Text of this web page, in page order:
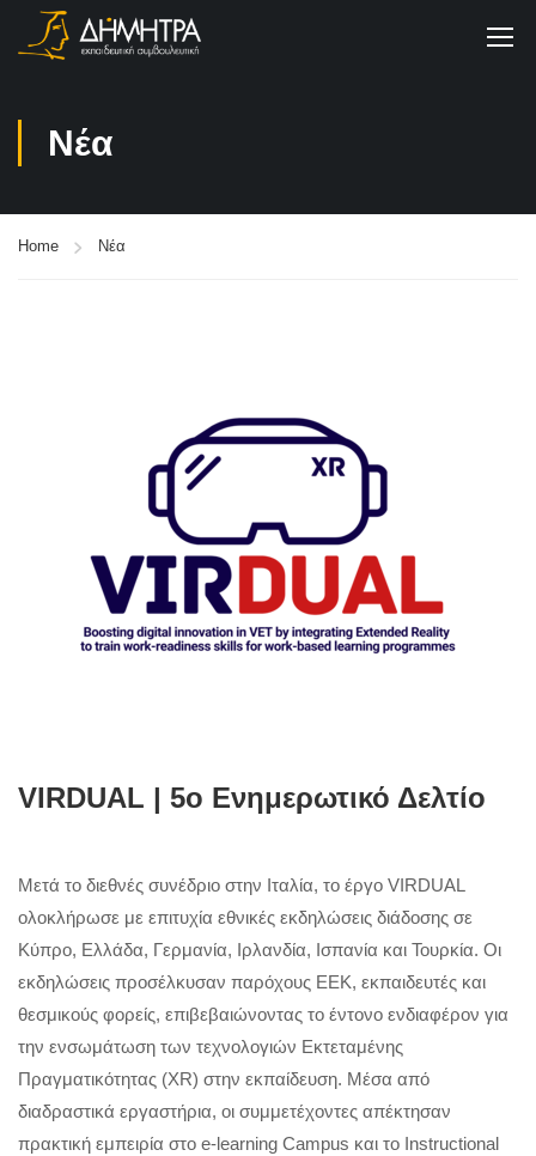
Νέα
Home Νέα
VIRDUAL | 5ο Ενημερωτικό Δελτίο
Μετά το διεθνές συνέδριο στην Ιταλία, το έργο VIRDUAL
ολοκλήρωσε με επιτυχία εθνικές εκδηλώσεις διάδοσης σε
Κύπρο, Ελλάδα, Γερμανία, Ιρλανδία, Ισπανία και Τουρκία. Οι
εκδηλώσεις προσέλκυσαν παρόχους ΕΕΚ, εκπαιδευτές και
θεσμικούς φορείς, επιβεβαιώνοντας το έντονο ενδιαφέρον για
την ενσωμάτωση των τεχνολογιών Εκτεταμένης
Πραγματικότητας (XR) στην εκπαίδευση. Μέσα από
διαδραστικά εργαστήρια, οι συμμετέχοντες απέκτησαν
πρακτική εμπειρία στο e-learning Campus και το Instructional